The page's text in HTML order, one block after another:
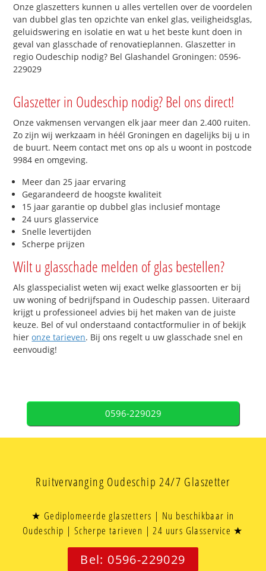
Onze glaszetters kunnen u alles vertellen over de voordelen
van dubbel glas ten opzichte van enkel glas, veiligheidsglas,
geluidswering en isolatie en wat u het beste kunt doen in
geval van glasschade of renovatieplannen. Glaszetter in
regio Oudeschip nodig? Bel Glashandel Groningen: 0596-
229029
Glaszetter in Oudeschip nodig? Bel ons direct!
Onze vakmensen vervangen elk jaar meer dan 2.400 ruiten.
Zo zijn wij werkzaam in héél Groningen en dagelijks bij u in
de buurt. Neem contact met ons op als u woont in postcode
9984 en omgeving.
Meer dan 25 jaar ervaring
Gegarandeerd de hoogste kwaliteit
15 jaar garantie op dubbel glas inclusief montage
24 uurs glasservice
Snelle levertijden
Scherpe prijzen
Wilt u glasschade melden of glas bestellen?
Als glasspecialist weten wij exact welke glassoorten er bij
uw woning of bedrijfspand in Oudeschip passen. Uiteraard
krijgt u professioneel advies bij het maken van de juiste
keuze. Bel of vul onderstaand contactformulier in of bekijk
hieronze tarieven. Bij ons regelt u uw glasschade snel en
eenvoudig!
0596-229029
Ruitvervanging Oudeschip 24/7 Glaszetter
★ Gediplomeerde glaszetters | Nu beschikbaar in
Oudeschip | Scherpe tarieven | 24 uurs Glasservice ★
Bel: 0596-229029